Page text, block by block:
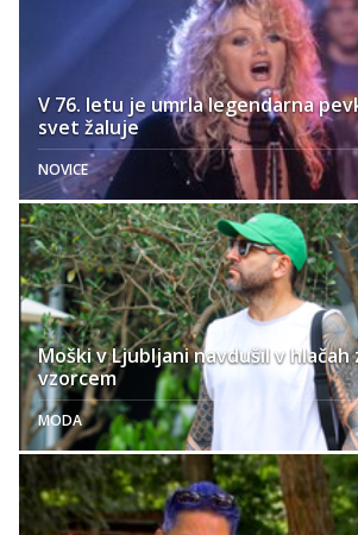
V 76. letu je umrla legendarna
svet žaluje
NOVICE
Moški v Ljubljani navdušil v hlačah
vzorcem
MODA